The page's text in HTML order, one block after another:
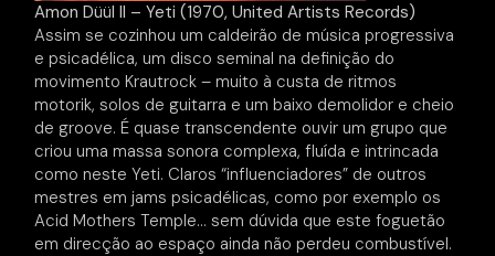
Amon Düül II – Yeti (1970, United Artists Records)
Assim se cozinhou um caldeirão de música progressiva
e psicadélica, um disco seminal na definição do
movimento Krautrock – muito à custa de ritmos
motorik, solos de guitarra e um baixo demolidor e cheio
de groove. É quase transcendente ouvir um grupo que
criou uma massa sonora complexa, fluída e intrincada
como neste Yeti. Claros “influenciadores” de outros
mestres em jams psicadélicas, como por exemplo os
Acid Mothers Temple… sem dúvida que este foguetão
em direcção ao espaço ainda não perdeu combustível.